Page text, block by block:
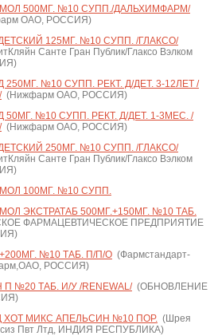
500МГ. №10 СУПП./ДАЛЬХИМФАРМ/
ОАО, РОССИЯ)
125МГ. №10 СУПП. /ГЛАКСО/
Санте Гран Публик/Глаксо Вэлком
250МГ. №10 СУПП. РЕКТ. Д/ДЕТ. 3-12ЛЕТ /
(Нижфарм ОАО, РОССИЯ)
50МГ. №10 СУПП. РЕКТ. Д/ДЕТ. 1-3МЕС. /
(Нижфарм ОАО, РОССИЯ)
250МГ. №10 СУПП. /ГЛАКСО/
Санте Гран Публик/Глаксо Вэлком
100МГ. №10 СУПП.
ЭКСТРАТАБ 500МГ.+150МГ. №10 ТАБ.
ФАРМАЦЕВТИЧЕСКОЕ ПРЕДПРИЯТИЕ
№10 ТАБ. П/П/О(Фармстандарт-
РОССИЯ)
№20 ТАБ. И/У /RENEWAL/(ОБНОВЛЕНИЕ
ХОТ МИКС АПЕЛЬСИН №10 ПОР.(Шрея
Пвт Лтд, ИНДИЯ РЕСПУБЛИКА)